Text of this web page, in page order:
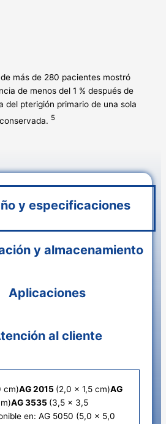
más de 280 pacientes mostró
de menos del 1 % después de
del pterigión primario de una sola
5
y especificaciones
y almacenamiento
Aplicaciones
al cliente
cm)AG 2015 (2,0 x 1,5 cm)AG
AG 3535 (3,5 x 3,5
en: AG 5050 (5,0 x 5,0